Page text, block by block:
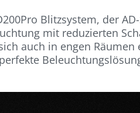
Blitzsystem, der
mit reduzierten
auch in engen